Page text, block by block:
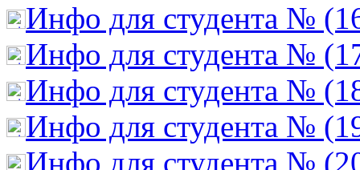
Инфо для студента №
Инфо для студента №
Инфо для студента №
Инфо для студента №
Инфо для студента №